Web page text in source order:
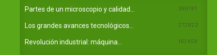
Partes de un microscopio y calidad... 369761
Los grandes avances tecnológicos... 272923
Revolución industrial: máquina... 162459